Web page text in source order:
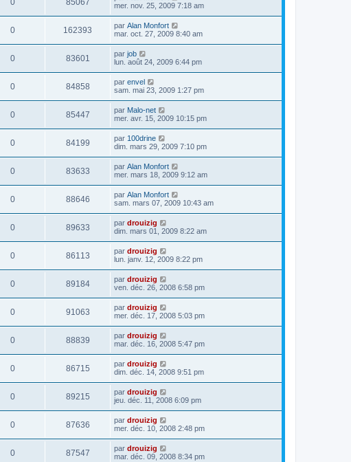
0 85067
mer. nov. 25, 2009 7:18 am
0 162393 par Alan Monfort
mar. oct. 27, 2009 8:40 am
0 83601 par job
lun. août 24, 2009 6:44 pm
0 84858 par envel
sam. mai 23, 2009 1:27 pm
0 85447 par Malo-net
mer. avr. 15, 2009 10:15 pm
0 84199 par 100drine
dim. mars 29, 2009 7:10 pm
0 83633 par Alan Monfort
mer. mars 18, 2009 9:12 am
0 88646 par Alan Monfort
sam. mars 07, 2009 10:43 am
0 89633 par drouizig
dim. mars 01, 2009 8:22 am
0 86113 par drouizig
lun. janv. 12, 2009 8:22 pm
0 89184 par drouizig
ven. déc. 26, 2008 6:58 pm
0 91063 par drouizig
mer. déc. 17, 2008 5:03 pm
0 88839 par drouizig
mar. déc. 16, 2008 5:47 pm
0 86715 par drouizig
dim. déc. 14, 2008 9:51 pm
0 89215 par drouizig
jeu. déc. 11, 2008 6:09 pm
0 87636 par drouizig
mer. déc. 10, 2008 2:48 pm
0 87547 par drouizig
mar. déc. 09, 2008 8:34 pm